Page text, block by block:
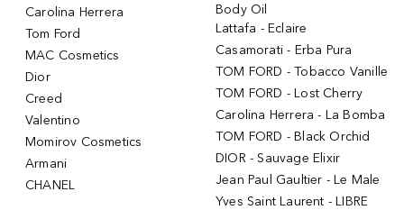
Carolina Herrera
Tom Ford
MAC Cosmetics
Dior
Creed
Valentino
Momirov Cosmetics
Armani
CHANEL
Body Oil
Lattafa - Eclaire
Casamorati - Erba Pura
TOM FORD - Tobacco Vanille
TOM FORD - Lost Cherry
Carolina Herrera - La Bomba
TOM FORD - Black Orchid
DIOR - Sauvage Elixir
Jean Paul Gaultier - Le Male
Yves Saint Laurent - LIBRE